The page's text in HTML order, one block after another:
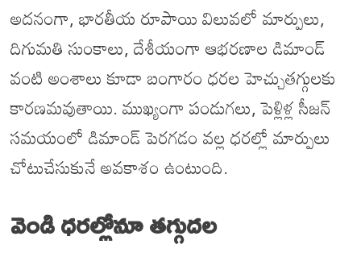
అదనంగా, భారతీయ రూపాయి విలువలో మార్పులు,
దిగుమతి సుంకాలు, దేశీయంగా ఆభరణాల డిమాండ్
వంటి అంశాలు కూడా బంగారం ధరల హెచ్చుతగ్గులకు
కారణమవుతాయి. ముఖ్యంగా పండుగలు, పెళ్లిళ్ల సీజన్
సమయంలో డిమాండ్ పెరగడం వల్ల ధరల్లో మార్పులు
చోటుచేసుకునే అవకాశం ఉంటుంది.
వెండి ధరల్లోనూ తగ్గుదల